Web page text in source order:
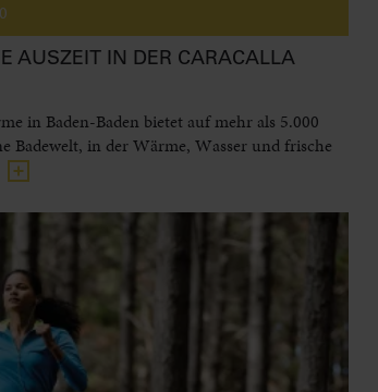
0
AUSZEIT IN DER CARACALLA
in Baden-Baden bietet auf mehr als 5.000
Badewelt, in der Wärme, Wasser und frische